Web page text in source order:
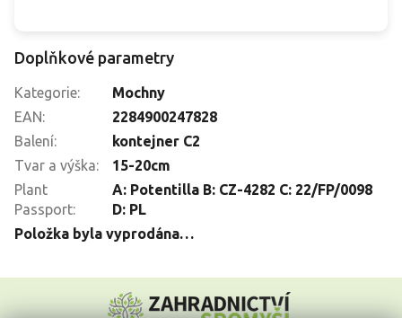
Doplňkové parametry
Kategorie:
Mochny
EAN:
2284900247828
Balení:
kontejner C2
Tvar a výška:
15-20cm
Plant
Passport:
A: Potentilla B: CZ-4282 C: 22/FP/0098
D: PL
Položka byla vyprodána…